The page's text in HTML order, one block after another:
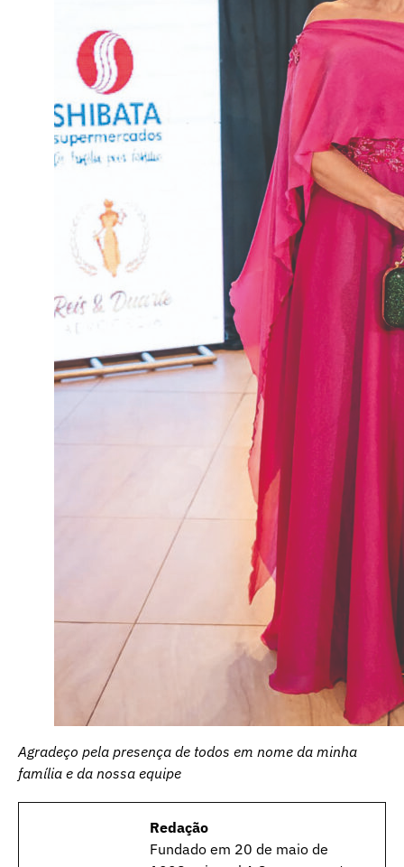
Agradeço pela presença de todos em nome da minha
família e da nossa equipe
Redação
Fundado em 20 de maio de